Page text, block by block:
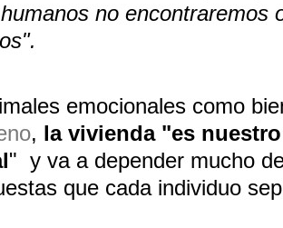
no encontraremos
emocionales como
, la vivienda "es
" y va a depender mucho
que cada individuo